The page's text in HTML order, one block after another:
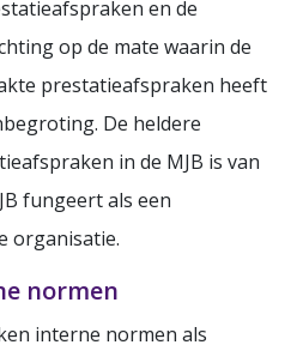
en de
op de mate waarin de
prestatieafspraken heeft
De heldere
in de MJB is van
fungeert als een
organisatie.
normen
interne normen als